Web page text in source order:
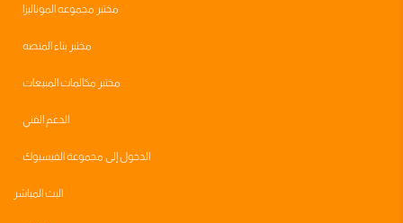
مختبر مجموعه الموناليزا
مختبر بناء المنصه
مختبر مكالمات المبيعات
الدعم الفني
الدخول إلى مجموعة الفيسبوك
البث المباشر